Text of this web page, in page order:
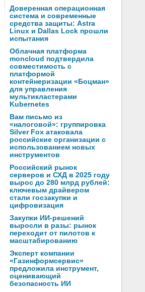
Доверенная операционная
система и современные
средства защиты: Astra
Linux и Dallas Lock прошли
испытания
Облачная платформа
moncloud подтвердила
совместимость с
платформой
контейнеризации «Боцман»
для управления
мультикластерами
Kubernetes
Вам письмо из
«налоговой»: группировка
Silver Fox атаковала
российские организации с
использованием новых
инструментов
Российский рынок
серверов и СХД в 2025 году
вырос до 280 млрд рублей:
ключевым драйвером
стали госзакупки и
цифровизация
Закупки ИИ-решений
выросли в разы: рынок
переходит от пилотов к
масштабированию
Эксперт компании
«Газинформсервис»
предложила инструмент,
оценивающий
безопасность ИИ